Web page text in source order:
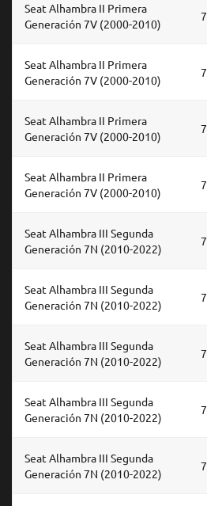
Seat Alhambra II Primera
Generación 7V (2000-2010)
Seat Alhambra II Primera
Generación 7V (2000-2010)
Seat Alhambra II Primera
Generación 7V (2000-2010)
Seat Alhambra II Primera
Generación 7V (2000-2010)
Seat Alhambra III Segunda
Generación 7N (2010-2022)
Seat Alhambra III Segunda
Generación 7N (2010-2022)
Seat Alhambra III Segunda
Generación 7N (2010-2022)
Seat Alhambra III Segunda
Generación 7N (2010-2022)
Seat Alhambra III Segunda
Generación 7N (2010-2022)